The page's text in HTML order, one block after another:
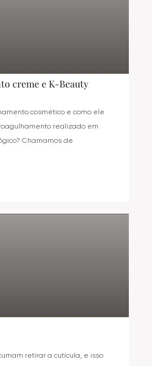
creme e K-Beauty
cosmético e como ele
realizado em
Chamamos de
retirar a cutícula, e isso